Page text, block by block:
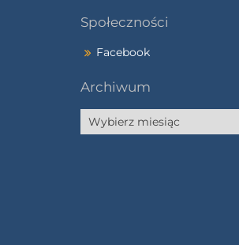
Społeczności
Facebook
Archiwum